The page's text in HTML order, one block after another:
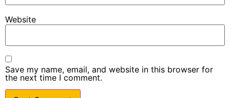
Website
Save my name, email, and website in this browser for
the next time I comment.